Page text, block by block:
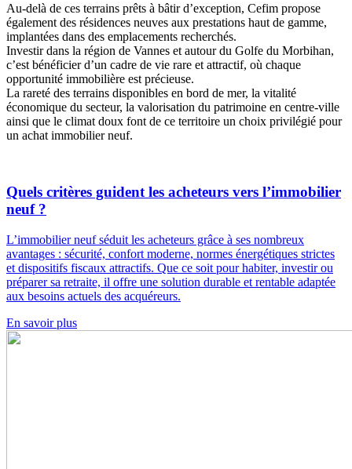
Au-delà de ces terrains prêts à bâtir d’exception, Cefim propose
également des résidences neuves aux prestations haut de gamme,
implantées dans des emplacements recherchés.
Investir dans la région de Vannes et autour du Golfe du Morbihan,
c’est bénéficier d’un cadre de vie rare et attractif, où chaque
opportunité immobilière est précieuse.
La rareté des terrains disponibles en bord de mer, la vitalité
économique du secteur, la valorisation du patrimoine en centre-ville
ainsi que le climat doux font de ce territoire un choix privilégié pour
un achat immobilier neuf.
Quels critères guident les acheteurs vers l’immobilier
neuf ?
L’immobilier neuf séduit les acheteurs grâce à ses nombreux
avantages : sécurité, confort moderne, normes énergétiques strictes
et dispositifs fiscaux attractifs. Que ce soit pour habiter, investir ou
préparer sa retraite, il offre une solution durable et rentable adaptée
aux besoins actuels des acquéreurs.
En savoir plus